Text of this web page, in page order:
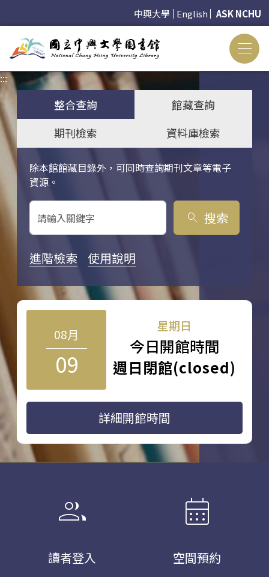
中興大學 English ASK NCHU
:::
整合查詢
館藏查詢
期刊檢索
資料庫檢索
除本館館藏目錄外，可同時查詢期刊文章等電子
資源。
關鍵字搜尋
search 搜索
進階檢索 使用說明
08月
09
星期日
今日開館時間
週日閉館(closed)
詳細開館時間
group
讀者登入
calendar_month
空間預約